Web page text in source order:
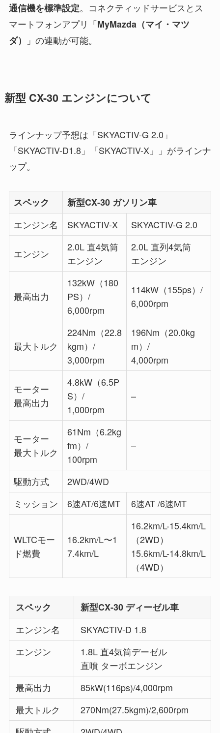
通信機を標準設定。コネクティッドサービスとス
マートフォンアプリ「MyMazda（マイ・マツ
ダ）
」の連動が可能。
新型 CX-30 エンジンについて
ラインナップ予想は「SKYACTIV-G 2.0」
「SKYACTIV-D1.8」「SKYACTIV-X」」がラインナ
ップ。
スペック
新型CX-30 ガソリン車
エンジン名
SKYACTIV-X SKYACTIV-G 2.0
エンジン
2.0L 直4気筒
エンジン
2.0L 直列4気筒
エンジン
最高出力
132kW（180
PS）/
6,000rpm
114kW（155ps）/
6,000rpm
最大トルク
224Nm（22.8
kgm）/
3,000rpm
196Nm（20.0kg
m）/
4,000rpm
モーター
最高出力
4.8kW（6.5P
S）/
1,000rpm
–
モーター
最大トルク
61Nm（6.2kg
fm）/
100rpm
–
駆動方式
2WD/4WD
ミッション
6速AT/6速MT 6速AT /6速MT
WLTCモー
ド燃費
16.2km/L〜1
7.4km/L
16.2km/L-15.4km/L
（2WD）
15.6km/L-14.8km/L
（4WD）
スペック
新型CX-30 ディーゼル車
エンジン名
SKYACTIV-D 1.8
エンジン
1.8L 直4気筒デーゼル
直噴 ターボエンジン
最高出力
85kW(116ps)/4,000rpm
最大トルク
270Nm(27.5kgm)/2,600rpm